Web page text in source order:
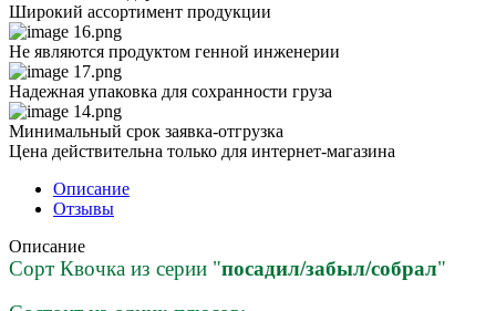
Широкий ассортимент продукции
Не являются продуктом генной инженерии
Надежная упаковка для сохранности груза
Минимальный срок заявка-отгрузка
Цена действительна только для интернет-магазина
Описание
Отзывы
Описание
Сорт Квочка из серии "посадил/забыл/собрал"